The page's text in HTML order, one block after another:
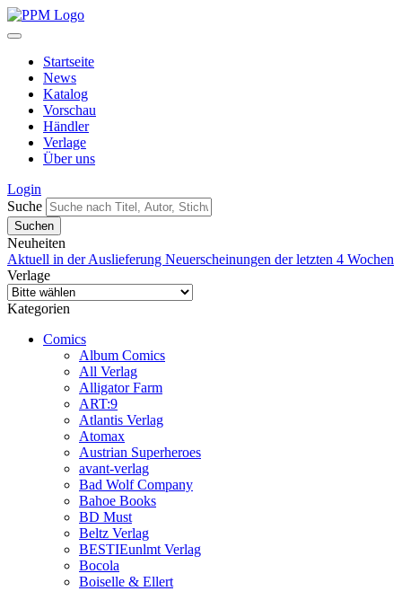
Startseite
News
Katalog
Vorschau
Händler
Verlage
Über uns
Login
Suche
Neuheiten
Aktuell in der Auslieferung Neuerscheinungen der letzten 4 Wochen
Verlage
Kategorien
Comics
Album Comics
All Verlag
Alligator Farm
ART:9
Atlantis Verlag
Atomax
Austrian Superheroes
avant-verlag
Bad Wolf Company
Bahoe Books
BD Must
Beltz Verlag
BESTIEunlmt Verlag
Bocola
Boiselle & Ellert